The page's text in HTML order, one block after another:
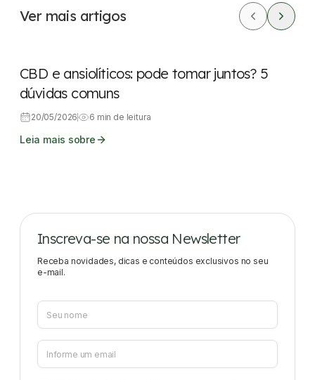
Ver mais artigos
CBD Saúde mental Cannabis Medicinal
CBD e ansiolíticos: pode tomar juntos? 5
dúvidas comuns
20/05/2026 6 min de leitura
Leia mais sobre
Inscreva-se na nossa Newsletter
Receba novidades, dicas e conteúdos exclusivos no seu
e-mail.